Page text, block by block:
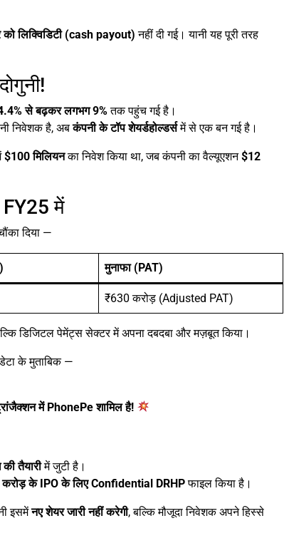
को लिक्विडिटी (cash payout) नहीं दी गई। यानी यह पूरी तरह
से बढ़कर लगभग 9%तक पहुंच गई है।
निवेशक है, अबकंपनी के टॉप शेयर्डहोल्डर्समें से एक बन गई है।
$100 मिलियनका निवेश किया था, जब कंपनी का वैल्यूएशन$12
FY25 में
दिया —
मुनाफा (PAT)
₹630 करोड़ (Adjusted PAT)
डिजिटल पेमेंट्स सेक्टर में अपना दबदबा और मज़बूत किया।
के मुताबिक —
में PhonePe शामिल है!
तैयारीमें जुटी है।
के IPO के लिए Confidential DRHPफाइल किया है।
इसमेंनए शेयर जारी नहीं करेगी, बल्कि मौजूदा निवेशक अपने हिस्से